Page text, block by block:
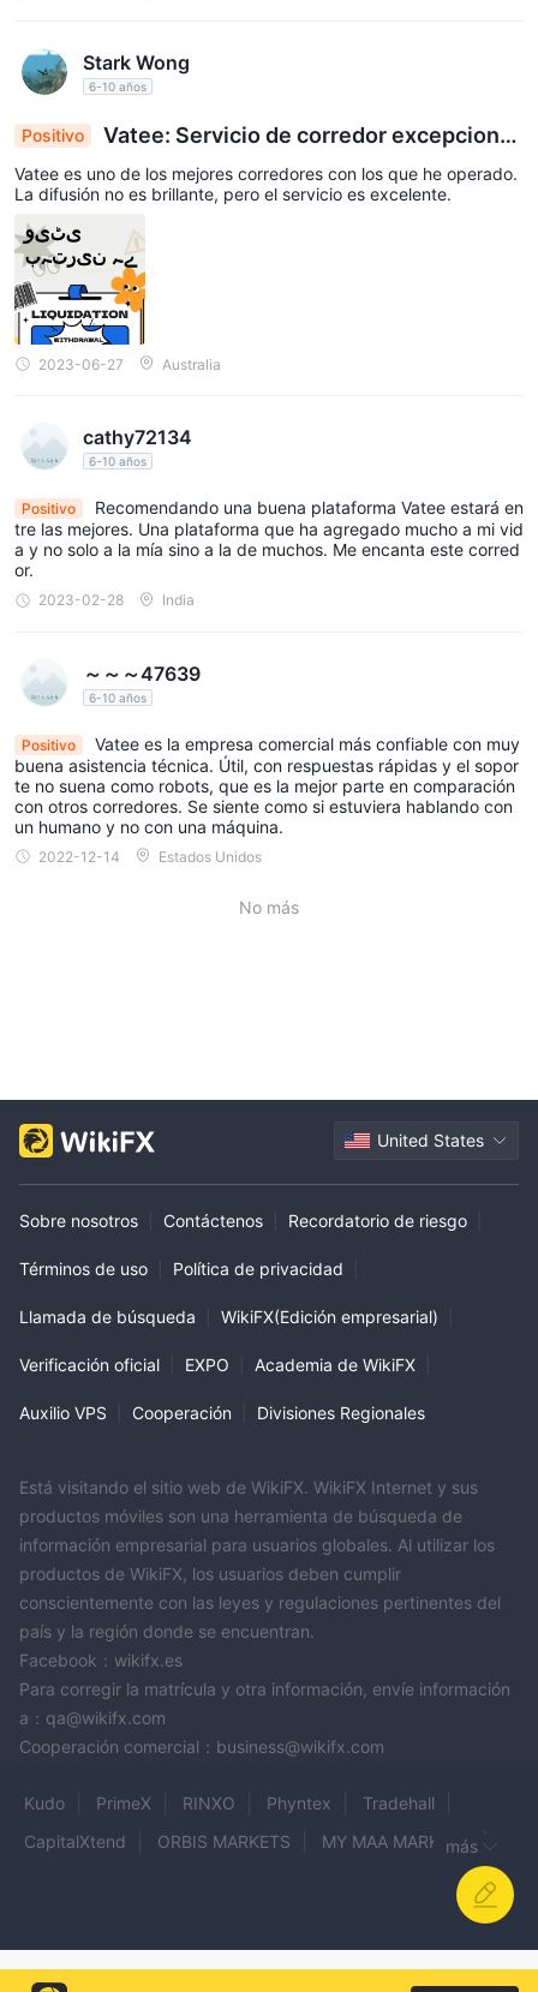
Stark Wong
6-10 años
Positivo
Vatee: Servicio de corredor excepcional,
a pesar de los spreads moderados
Vatee es uno de los mejores corredores con los que he operado.
La difusión no es brillante, pero el servicio es excelente.
2023-06-27 Australia
cathy72134
6-10 años
Positivo
Recomendando una buena plataforma Vatee estará en
tre las mejores. Una plataforma que ha agregado mucho a mi vid
a y no solo a la mía sino a la de muchos. Me encanta este corred
or.
2023-02-28 India
～～～47639
6-10 años
Positivo
Vatee es la empresa comercial más confiable con muy
buena asistencia técnica. Útil, con respuestas rápidas y el sopor
te no suena como robots, que es la mejor parte en comparación
con otros corredores. Se siente como si estuviera hablando con
un humano y no con una máquina.
2022-12-14 Estados Unidos
No más
United States
Sobre nosotros Contáctenos Recordatorio de riesgo
Términos de uso Política de privacidad
Llamada de búsqueda WikiFX(Edición empresarial)
Verificación oficial EXPO Academia de WikiFX
Auxilio VPS Cooperación Divisiones Regionales
Está visitando el sitio web de WikiFX. WikiFX Internet y sus
productos móviles son una herramienta de búsqueda de
información empresarial para usuarios globales. Al utilizar los
productos de WikiFX, los usuarios deben cumplir
conscientemente con las leyes y regulaciones pertinentes del
país y la región donde se encuentran.
Facebook：wikifx.es
Para corregir la matrícula y otra información, envíe información
a：qa@wikifx.com
Cooperación comercial：business@wikifx.com
Kudo PrimeX RINXO Phyntex
Tradehall
CapitalXtend
ORBIS MARKETS
MY MAA MARKETS
GXFlows
Forbex AELO
ALTURA TRADE
más